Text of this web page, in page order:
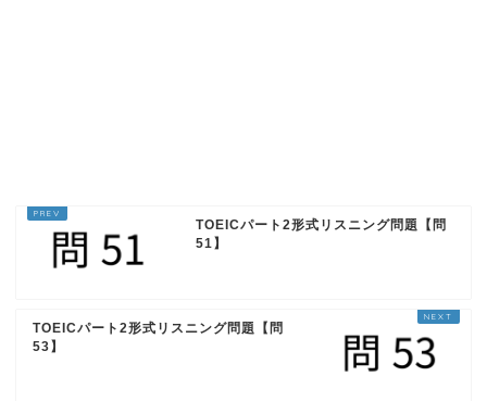
ループ再生
No, the staff said it's out of stock.（正
到着していません、在庫切れだとスタッフ
TOEICパート2形式リスニング問題【問
51】
TOEICパート2形式リスニング問題【問
53】